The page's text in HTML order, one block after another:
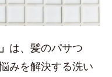
は、髪のパサつ
みを解決する洗い